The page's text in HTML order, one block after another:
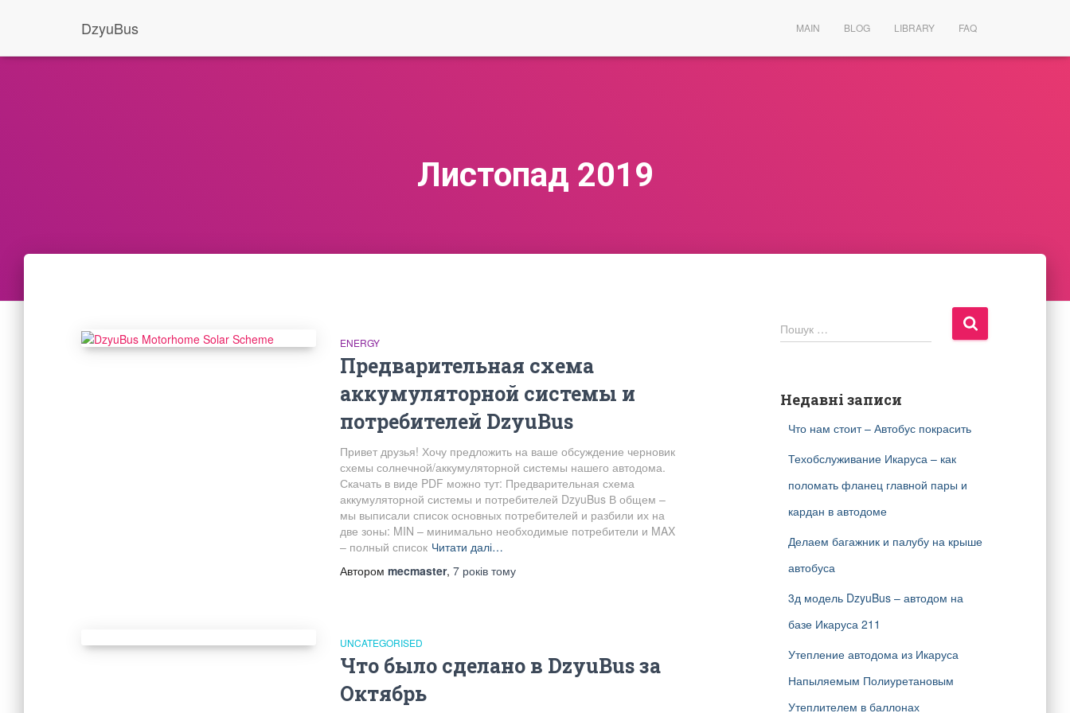
DzyuBus MAIN BLOG LIBRARY FAQ
Листопад 2019
ENERGY
Предварительная схема
аккумуляторной системы и
потребителей DzyuBus
Привет друзья! Хочу предложить на ваше обсуждение черновик
схемы солнечной/аккумуляторной системы нашего автодома.
Скачать в виде PDF можно тут: Предварительная схема
аккумуляторной системы и потребителей DzyuBus В общем –
мы выписали список основных потребителей и разбили их на
две зоны: MIN – минимально необходимые потребители и MAX
– полный список Читати далі…
Автором mecmaster, 7 років тому
UNCATEGORISED
Что было сделано в DzyuBus за
Октябрь
П
о
:
Пошук …
Недавні записи
Что нам стоит – Автобус покрасить
Техобслуживание Икаруса – как
поломать фланец главной пары и
кардан в автодоме
Делаем багажник и палубу на крыше
автобуса
3д модель DzyuBus – автодом на
базе Икаруса 211
Утепление автодома из Икаруса
Напыляемым Полиуретановым
Утеплителем в баллонах